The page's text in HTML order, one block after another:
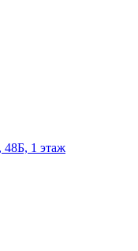
48Б, 1 этаж